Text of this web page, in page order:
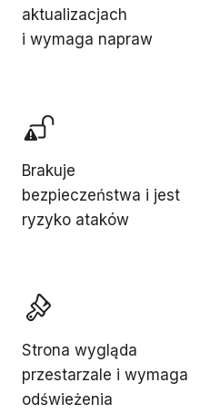
aktualizacjach
i wymaga napraw
Brakuje
bezpieczeństwa i jest
ryzyko ataków
Strona wygląda
przestarzale i wymaga
odświeżenia